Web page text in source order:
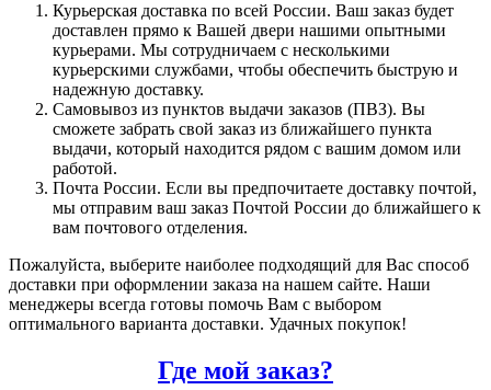
Курьерская доставка по всей России. Ваш заказ будет
доставлен прямо к Вашей двери нашими опытными
курьерами. Мы сотрудничаем с несколькими
курьерскими службами, чтобы обеспечить быструю и
надежную доставку.
Самовывоз из пунктов выдачи заказов (ПВЗ). Вы
сможете забрать свой заказ из ближайшего пункта
выдачи, который находится рядом с вашим домом или
работой.
Почта России. Если вы предпочитаете доставку почтой,
мы отправим ваш заказ Почтой России до ближайшего к
вам почтового отделения.
Пожалуйста, выберите наиболее подходящий для Вас способ
доставки при оформлении заказа на нашем сайте. Наши
менеджеры всегда готовы помочь Вам с выбором
оптимального варианта доставки. Удачных покупок!
Где мой заказ?